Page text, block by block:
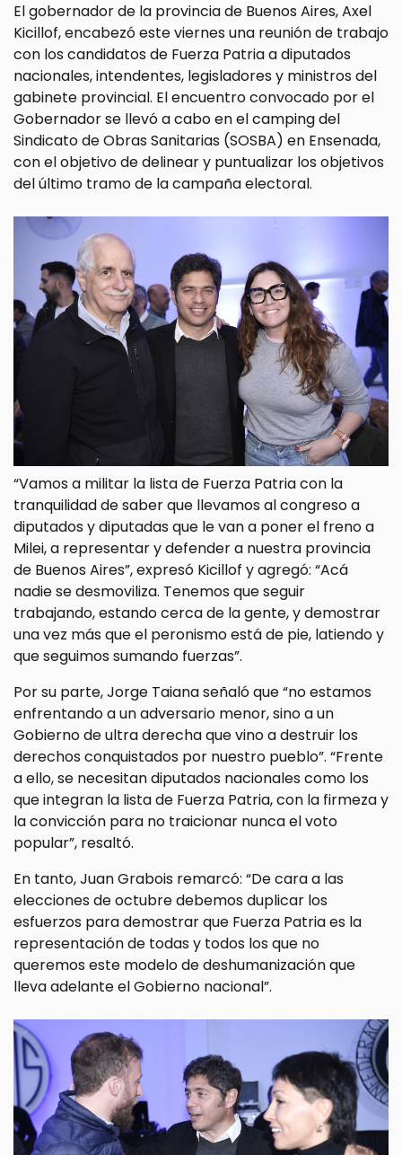
El gobernador de la provincia de Buenos Aires, Axel
Kicillof, encabezó este viernes una reunión de trabajo
con los candidatos de Fuerza Patria a diputados
nacionales, intendentes, legisladores y ministros del
gabinete provincial. El encuentro convocado por el
Gobernador se llevó a cabo en el camping del
Sindicato de Obras Sanitarias (SOSBA) en Ensenada,
con el objetivo de delinear y puntualizar los objetivos
del último tramo de la campaña electoral.
“Vamos a militar la lista de Fuerza Patria con la
tranquilidad de saber que llevamos al congreso a
diputados y diputadas que le van a poner el freno a
Milei, a representar y defender a nuestra provincia
de Buenos Aires”, expresó Kicillof y agregó: “Acá
nadie se desmoviliza. Tenemos que seguir
trabajando, estando cerca de la gente, y demostrar
una vez más que el peronismo está de pie, latiendo y
que seguimos sumando fuerzas”.
Por su parte, Jorge Taiana señaló que “no estamos
enfrentando a un adversario menor, sino a un
Gobierno de ultra derecha que vino a destruir los
derechos conquistados por nuestro pueblo”. “Frente
a ello, se necesitan diputados nacionales como los
que integran la lista de Fuerza Patria, con la firmeza y
la convicción para no traicionar nunca el voto
popular”, resaltó.
En tanto, Juan Grabois remarcó: “De cara a las
elecciones de octubre debemos duplicar los
esfuerzos para demostrar que Fuerza Patria es la
representación de todas y todos los que no
queremos este modelo de deshumanización que
lleva adelante el Gobierno nacional”.